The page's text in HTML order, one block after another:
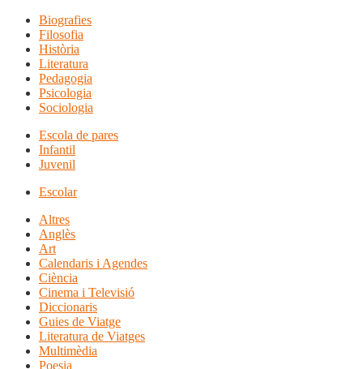
Biografies
Filosofia
Història
Literatura
Pedagogia
Psicologia
Sociologia
Escola de pares
Infantil
Juvenil
Escolar
Altres
Anglès
Art
Calendaris i Agendes
Ciència
Cinema i Televisió
Diccionaris
Guies de Viatge
Literatura de Viatges
Multimèdia
Poesia